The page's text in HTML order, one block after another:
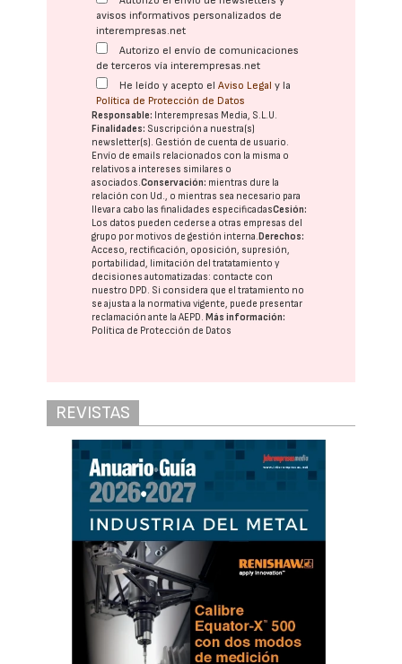
avisos informativos personalizados de
interempresas.net
Autorizo el envío de comunicaciones
de terceros vía interempresas.net
He leído y acepto elAviso Legal y la
Política de Protección de Datos
Responsable: Interempresas Media, S.L.U.
Finalidades: Suscripción a nuestra(s)
newsletter(s). Gestión de cuenta de usuario.
Envío de emails relacionados con la misma o
relativos a intereses similares o
asociados.Conservación: mientras dure la
relación con Ud., o mientras sea necesario para
llevar a cabo las finalidades especificadasCesión:
Los datos pueden cederse a otras empresas del
grupo por motivos de gestión interna. Derechos:
Acceso, rectificación, oposición, supresión,
portabilidad, limitación del tratatamiento y
decisiones automatizadas: contacte con
nuestro DPD. Si considera que el tratamiento no
se ajusta a la normativa vigente, puede presentar
reclamación ante laAEPD. Más información:
Política de Protección de Datos
REVISTAS